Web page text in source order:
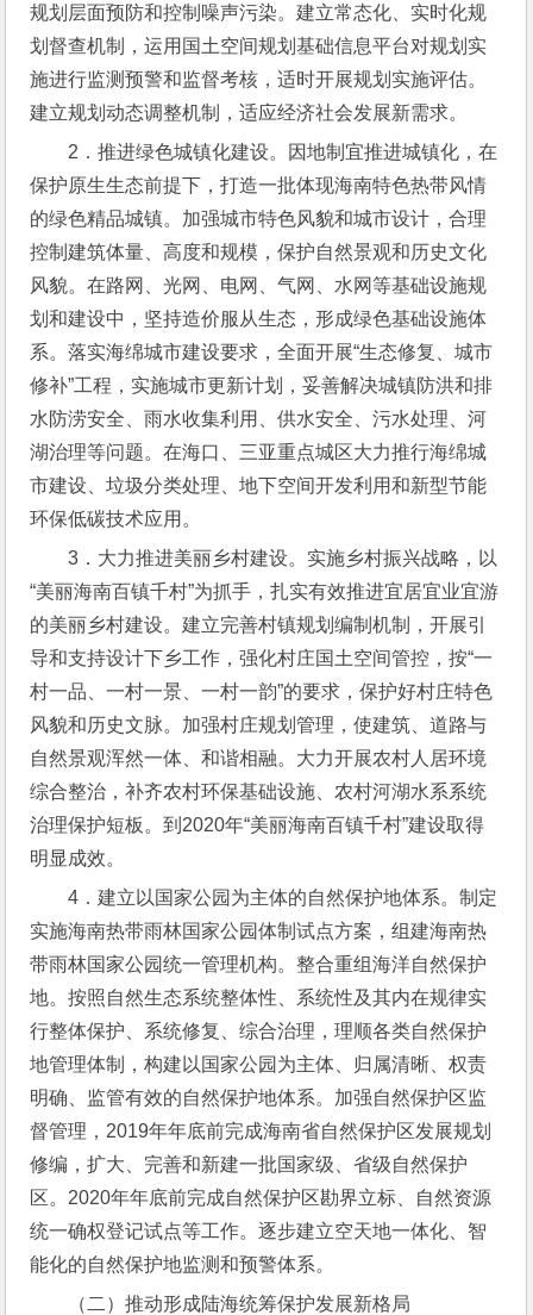
规划层面预防和控制噪声污染。建立常态化、实时化规
划督查机制，运用国土空间规划基础信息平台对规划实
施进行监测预警和监督考核，适时开展规划实施评估。
建立规划动态调整机制，适应经济社会发展新需求。
2．推进绿色城镇化建设。因地制宜推进城镇化，在
保护原生生态前提下，打造一批体现海南特色热带风情
的绿色精品城镇。加强城市特色风貌和城市设计，合理
控制建筑体量、高度和规模，保护自然景观和历史文化
风貌。在路网、光网、电网、气网、水网等基础设施规
划和建设中，坚持造价服从生态，形成绿色基础设施体
系。落实海绵城市建设要求，全面开展“生态修复、城市
修补”工程，实施城市更新计划，妥善解决城镇防洪和排
水防涝安全、雨水收集利用、供水安全、污水处理、河
湖治理等问题。在海口、三亚重点城区大力推行海绵城
市建设、垃圾分类处理、地下空间开发利用和新型节能
环保低碳技术应用。
3．大力推进美丽乡村建设。实施乡村振兴战略，以
“美丽海南百镇千村”为抓手，扎实有效推进宜居宜业宜游
的美丽乡村建设。建立完善村镇规划编制机制，开展引
导和支持设计下乡工作，强化村庄国土空间管控，按“一
村一品、一村一景、一村一韵”的要求，保护好村庄特色
风貌和历史文脉。加强村庄规划管理，使建筑、道路与
自然景观浑然一体、和谐相融。大力开展农村人居环境
综合整治，补齐农村环保基础设施、农村河湖水系系统
治理保护短板。到2020年“美丽海南百镇千村”建设取得
明显成效。
4．建立以国家公园为主体的自然保护地体系。制定
实施海南热带雨林国家公园体制试点方案，组建海南热
带雨林国家公园统一管理机构。整合重组海洋自然保护
地。按照自然生态系统整体性、系统性及其内在规律实
行整体保护、系统修复、综合治理，理顺各类自然保护
地管理体制，构建以国家公园为主体、归属清晰、权责
明确、监管有效的自然保护地体系。加强自然保护区监
督管理，2019年年底前完成海南省自然保护区发展规划
修编，扩大、完善和新建一批国家级、省级自然保护
区。2020年年底前完成自然保护区勘界立标、自然资源
统一确权登记试点等工作。逐步建立空天地一体化、智
能化的自然保护地监测和预警体系。
（二）推动形成陆海统筹保护发展新格局